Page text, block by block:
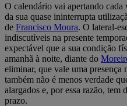
O calendário vai apertando
da sua quase ininterrupta
de Francisco Moura. O lateral-
indiscutíveis na presente
expectável que a sua condição
amanhã à noite, diante do
eliminar, que vale uma presença
também não é menos verdade
alargados e, por essa razão, tem
prazo.